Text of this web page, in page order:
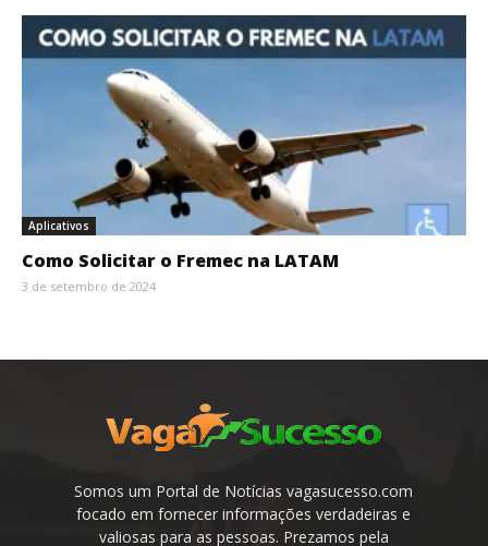
Aplicativos
Como Solicitar o Fremec na LATAM
3 de setembro de 2024
Somos um Portal de Notícias vagasucesso.com
focado em fornecer informações verdadeiras e
valiosas para as pessoas. Prezamos pela